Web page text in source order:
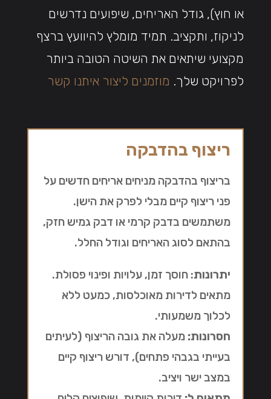
או חוץ), גודל האריחים, שיפועים נדרשים
לניקוז, ותקציב. תמיד מומלץ להיוועץ ברצף
מקצועי שיתאים את השיטה הטובה ביותר
לפרויקט שלך. מוזמנים ליצור איתנו קשר
ריצוף בהדבקה
בריצוף בהדבקה מניחים אריחים חדשים על
פני ריצוף קיים מבלי לפרק את הישן.
משתמשים בדבק קרמי או דבק גמיש חזק,
בהתאם לסוג האריחים וגודל החלל.
יתרונות: חוסך זמן, עלויות ופינוי פסולת.
מתאים לדירות מאוכלסות, כמעט ללא
לכלוך משמעותי.
חסרונות: מעלה את גובה הריצוף (לעיתים
בעייתי בגבהי פתחים), דורש ריצוף קיים
במצב ישר ויציב.